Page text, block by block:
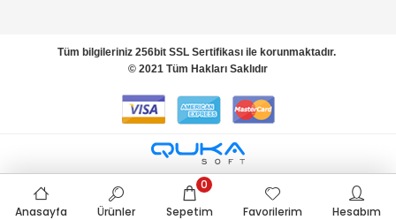
Tüm bilgileriniz 256bit SSL Sertifikası ile korunmaktadır.
© 2021 Tüm Hakları Saklıdır
Anasayfa Ürünler Sepetim
0
Favorilerim
Hesabım